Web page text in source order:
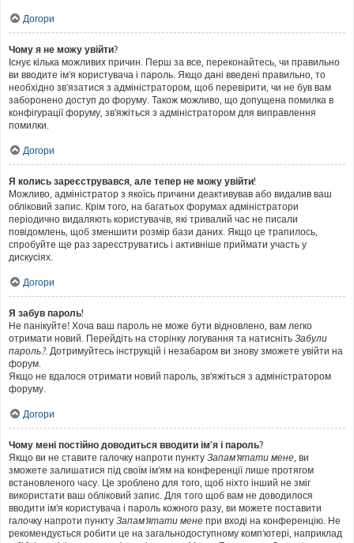
Догори
Чому я не можу увійти?
Існує кілька можливих причин. Перш за все, переконайтесь, чи правильно
ви вводите ім'я користувача і пароль. Якщо дані введені правильно, то
необхідно зв'язатися з адміністратором, щоб перевірити, чи не був вам
заборонено доступ до форуму. Також можливо, що допущена помилка в
конфігурації форуму, зв'яжіться з адміністратором для виправлення
помилки.
Догори
Я колись зареєструвався, але тепер не можу увійти!
Можливо, адміністратор з якоїсь причини деактивував або видалив ваш
обліковий запис. Крім того, на багатьох форумах адміністратори
періодично видаляють користувачів, які тривалий час не писали
повідомлень, щоб зменшити розмір бази даних. Якщо це трапилось,
спробуйте ще раз зареєструватись і активніше приймати участь у
дискусіях.
Догори
Я забув пароль!
Не панікуйте! Хоча ваш пароль не може бути відновлено, вам легко
отримати новий. Перейдіть на сторінку логування та натисніть Забули
пароль?. Дотримуйтесь інструкцій і незабаром ви знову зможете увійти на
форум.
Якщо не вдалося отримати новий пароль, зв'яжіться з адміністратором
форуму.
Догори
Чому мені постійно доводиться вводити ім’я і пароль?
Якщо ви не ставите галочку напроти пункту Запам'ятати мене, ви
зможете залишатися під своїм ім'ям на конференції лише протягом
встановленого часу. Це зроблено для того, щоб ніхто інший не зміг
використати ваш обліковий запис. Для того щоб вам не доводилося
вводити ім'я користувача і пароль кожного разу, ви можете поставити
галочку напроти пункту Запам'ятати мене при вході на конференцію. Не
рекомендується робити це на загальнодоступному комп'ютері, наприклад